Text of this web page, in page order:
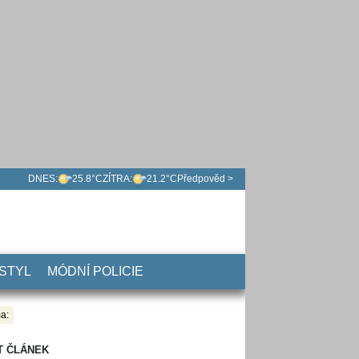
DNES: 25.8°CZÍTRA: 21.2°C Předpověd >
MÓDNÍ POLICIE
ČLÁNEK